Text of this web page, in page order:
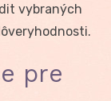
vybraných
pre